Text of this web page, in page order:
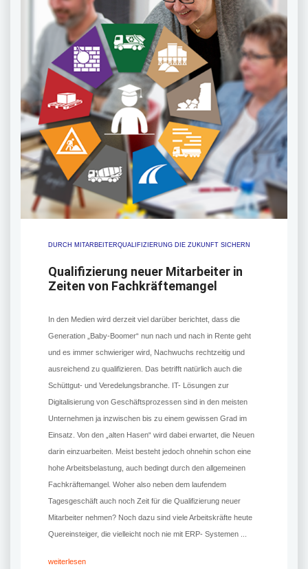
DURCH MITARBEITERQUALIFIZIERUNG DIE ZUKUNFT SICHERN
Qualifizierung neuer Mitarbeiter in
Zeiten von Fachkräftemangel
In den Medien wird derzeit viel darüber berichtet, dass die
Generation „Baby-Boomer“ nun nach und nach in Rente geht
und es immer schwieriger wird, Nachwuchs rechtzeitig und
ausreichend zu qualifizieren. Das betrifft natürlich auch die
Schüttgut- und Veredelungsbranche. IT- Lösungen zur
Digitalisierung von Geschäftsprozessen sind in den meisten
Unternehmen ja inzwischen bis zu einem gewissen Grad im
Einsatz. Von den „alten Hasen“ wird dabei erwartet, die Neuen
darin einzuarbeiten. Meist besteht jedoch ohnehin schon eine
hohe Arbeitsbelastung, auch bedingt durch den allgemeinen
Fachkräftemangel. Woher also neben dem laufendem
Tagesgeschäft auch noch Zeit für die Qualifizierung neuer
Mitarbeiter nehmen? Noch dazu sind viele Arbeitskräfte heute
Quereinsteiger, die vielleicht noch nie mit ERP- Systemen ...
weiterlesen